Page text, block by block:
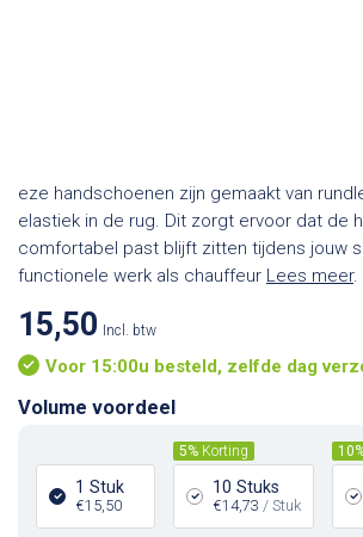
eze handschoenen zijn gemaakt van
elastiek in de rug. Dit zorgt ervoor dat de
comfortabel past blijft zitten tijdens jouw
functionele werk als chauffeur Lees meer.
15,50 Incl. btw
Voor 15:00u besteld, zelfde dag
Volume voordeel
1 Stuk
€15,50
5% Korting
10 Stuks
€14,73 / Stuk